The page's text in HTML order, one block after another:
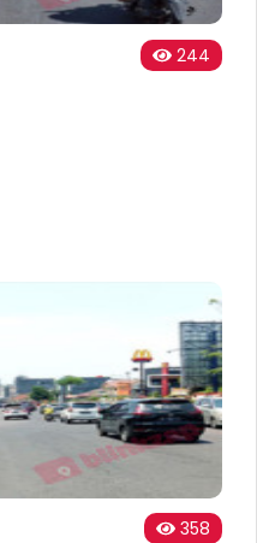
244
358